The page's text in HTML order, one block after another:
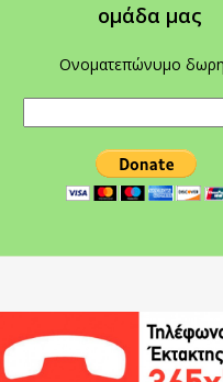
oμάδα μας
Ονοματεπώνυμο